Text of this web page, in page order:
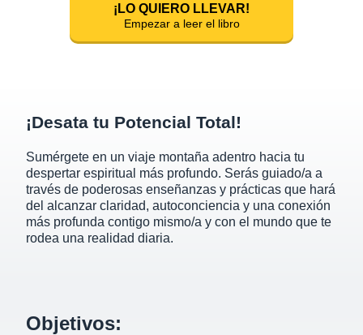
¡LO QUIERO LLEVAR!
Empezar a leer el libro
¡Desata tu Potencial Total!
Sumérgete en un viaje montaña adentro hacia tu
despertar espiritual más profundo. Serás guiado/a a
través de poderosas enseñanzas y prácticas que hará
del alcanzar claridad, autoconciencia y una conexión
más profunda contigo mismo/a y con el mundo que te
rodea una realidad diaria.
Objetivos: